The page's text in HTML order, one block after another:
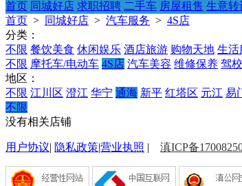
首页 同城好店 求职招聘 二手车 房屋租售 生意转
首页 > 同城好店 > 汽车服务 > 4S店
分类：
不限 餐饮美食 休闲娱乐 酒店旅游 购物天地 生活
不限 摩托车/电动车 4S店 汽车美容 维修保养 驾
地区：
不限 江川区 澄江 华宁 通海 新平 红塔区 元江 易
不限
没有相关店铺
用户协议| 隐私政策|营业执照 | 滇ICP备